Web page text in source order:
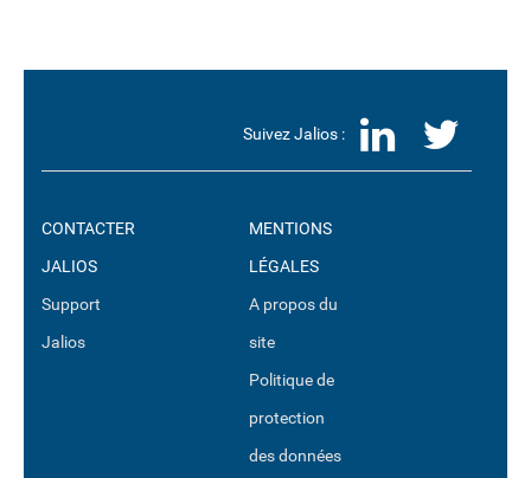
Suivez Jalios :
CONTACTER
JALIOS
Support
Jalios
MENTIONS
LÉGALES
A propos du
site
Politique de
protection
des données